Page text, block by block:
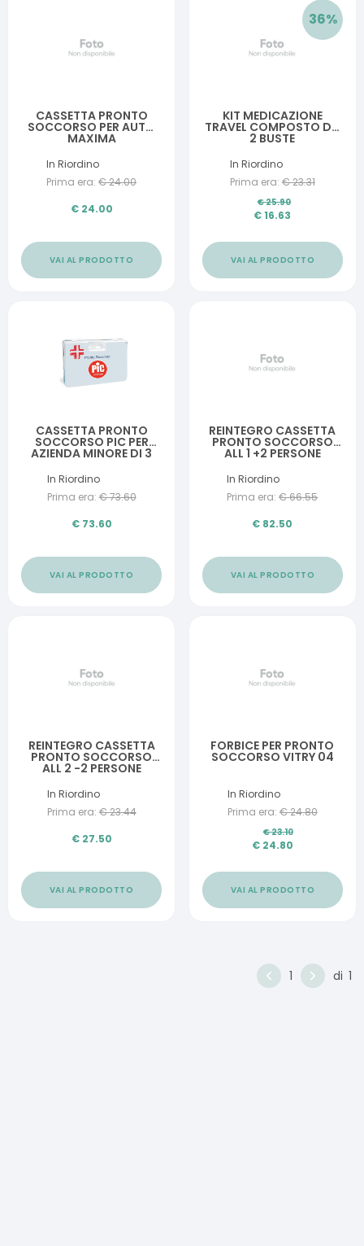
CASSETTA PRONTO
SOCCORSO PER AUTO
MAXIMA
In Riordino
Prima era: €24.00
€ 24.00
VAI AL PRODOTTO
36%
KIT MEDICAZIONE
TRAVEL COMPOSTO DA
2 BUSTE
COMPRESSE GARZA
STERILE DERMATES
10X10, ROLLTEX M
5XX2,5CM,DROPMED
7X5,CUTIFLEX
7X5,FORTEMED
In Riordino
Prima era: €23.31
€25.90
€16.63
VAI AL PRODOTTO
CASSETTA PRONTO
SOCCORSO PIC PER
AZIENDA MINORE DI 3
In Riordino
Prima era: €73.60
€ 73.60
VAI AL PRODOTTO
REINTEGRO CASSETTA
PRONTO SOCCORSO
ALL 1 +2 PERSONE
In Riordino
Prima era: €66.55
€ 82.50
VAI AL PRODOTTO
REINTEGRO CASSETTA
PRONTO SOCCORSO
ALL 2 -2 PERSONE
In Riordino
Prima era: €23.44
€ 27.50
VAI AL PRODOTTO
FORBICE PER PRONTO
SOCCORSO VITRY 04
In Riordino
Prima era: €24.80
€23.10
€ 24.80
VAI AL PRODOTTO
1 di 1